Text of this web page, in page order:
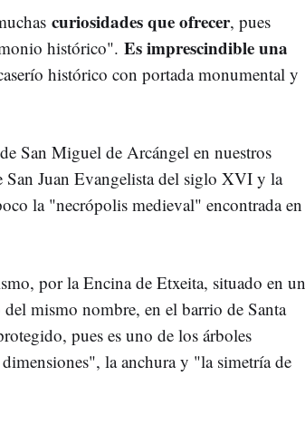
curiosidades que ofrecer, pues
histórico". Es imprescindible una
histórico con portada monumental y
San Miguel de Arcángel en nuestros
San Juan Evangelista del siglo XVI y la
la "necrópolis medieval" encontrada en
por la Encina de Etxeita, situado en un
mismo nombre, en el barrio de Santa
pues es uno de los árboles
la anchura y "la simetría de